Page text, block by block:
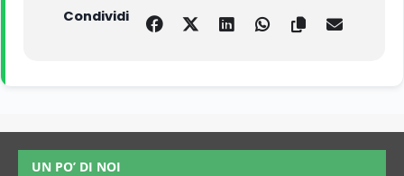
Condividi
UN PO’ DI NOI